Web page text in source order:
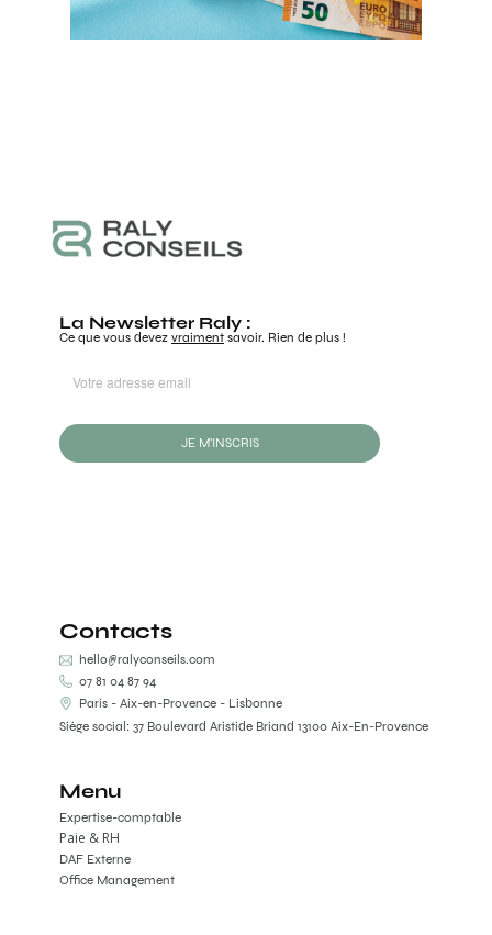
La Newsletter Raly :
Ce que vous devez vraiment savoir. Rien de plus !
JE M'INSCRIS
Contacts
hello@ralyconseils.com
07 81 04 87 94
Paris - Aix-en-Provence - Lisbonne
Siège social: 37 Boulevard Aristide Briand 13100 Aix-En-Provence
Menu
Expertise-comptable
DAF Externe
Office Management
Paie & RH